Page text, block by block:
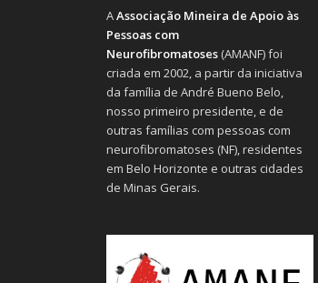
AAssociação Mineira de Apoio às
Pessoas com
Neurofibromatoses (AMANF) foi
criada em 2002, a partir da iniciativa
da família de André Bueno Belo,
nosso primeiro presidente, e de
outras famílias com pessoas com
neurofibromatoses (NF), residentes
em Belo Horizonte e outras cidades
de Minas Gerais.